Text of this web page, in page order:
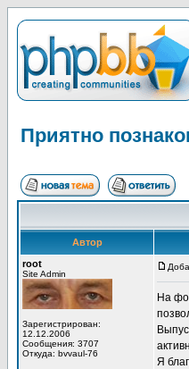
Приятно
Автор
root
Site Admin
Зарегистрирован:
12.12.2006
Сообщения: 3707
Откуда: bvvaul-76
На
Я